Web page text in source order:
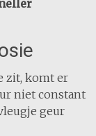
zit, komt er
niet constant
geur